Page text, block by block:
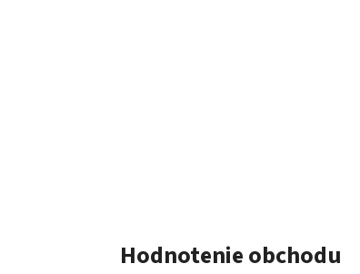
Hodnotenie obchodu